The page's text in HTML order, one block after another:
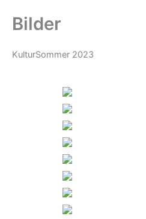
Bilder
KulturSommer 2023